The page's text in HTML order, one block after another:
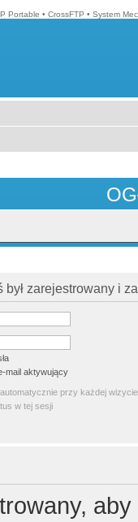
Portable • CrossFTP • System
zarejestrowany i
mail aktywujący
przy każdej wizycie
w tej sesji